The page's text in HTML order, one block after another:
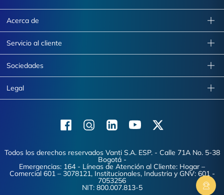
Acerca de
Servicio al cliente
Sociedades
Legal
FacebookInstagramLinkedinYoutubeX (Twitter)
Todos los derechos reservados Vanti S.A. ESP. - Calle 71A No. 5-38
Bogotá -
Emergencias: 164 - Líneas de Atención al Cliente: Hogar –
Comercial 601 – 3078121, Institucionales, Industria y GNV: 601 -
7053256
NIT: 800.007.813-5